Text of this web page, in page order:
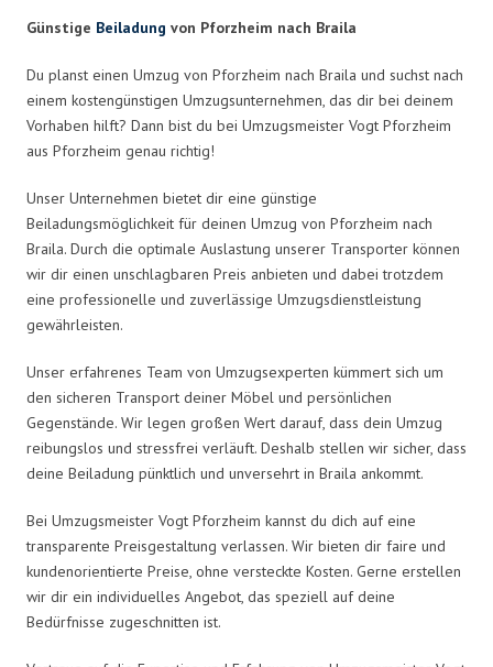
Günstige Beiladung von Pforzheim nach Braila
Du planst einen Umzug von Pforzheim nach Braila und suchst nach
einem kostengünstigen Umzugsunternehmen, das dir bei deinem
Vorhaben hilft? Dann bist du bei Umzugsmeister Vogt Pforzheim
aus Pforzheim genau richtig!
Unser Unternehmen bietet dir eine günstige
Beiladungsmöglichkeit für deinen Umzug von Pforzheim nach
Braila. Durch die optimale Auslastung unserer Transporter können
wir dir einen unschlagbaren Preis anbieten und dabei trotzdem
eine professionelle und zuverlässige Umzugsdienstleistung
gewährleisten.
Unser erfahrenes Team von Umzugsexperten kümmert sich um
den sicheren Transport deiner Möbel und persönlichen
Gegenstände. Wir legen großen Wert darauf, dass dein Umzug
reibungslos und stressfrei verläuft. Deshalb stellen wir sicher, dass
deine Beiladung pünktlich und unversehrt in Braila ankommt.
Bei Umzugsmeister Vogt Pforzheim kannst du dich auf eine
transparente Preisgestaltung verlassen. Wir bieten dir faire und
kundenorientierte Preise, ohne versteckte Kosten. Gerne erstellen
wir dir ein individuelles Angebot, das speziell auf deine
Bedürfnisse zugeschnitten ist.